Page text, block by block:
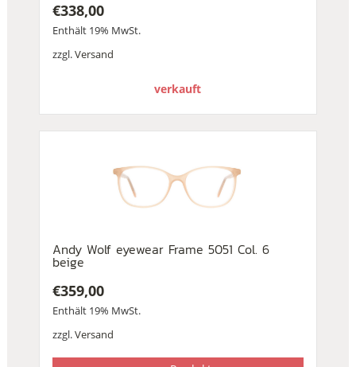
€338,00
Enthält 19% MwSt.
zzgl.Versand
verkauft
Andy Wolf eyewear Frame 5051 Col. 6
beige
€359,00
Enthält 19% MwSt.
zzgl.Versand